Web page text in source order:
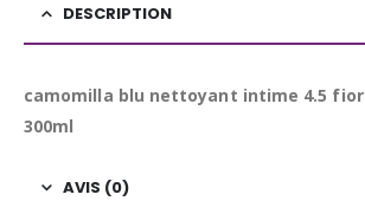
DESCRIPTION
camomilla blu nettoyant intime 4.5
300ml
AVIS (0)